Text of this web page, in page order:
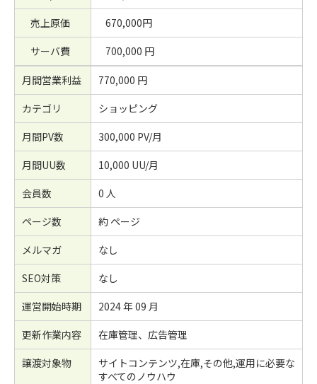
売上原価
670,000円
サーバ費
700,000 円
月間営業利益
770,000 円
カテゴリ
ショッピング
月間PV数
300,000 PV/月
月間UU数
10,000 UU/月
会員数
0 人
ページ数
約 ページ
メルマガ
なし
SEO対策
なし
運営開始時期
2024 年 09 月
更新作業内容
在庫管理、広告管理
譲渡対象物
サイトコンテンツ,在庫,その他,運用に必要な
すべてのノウハウ